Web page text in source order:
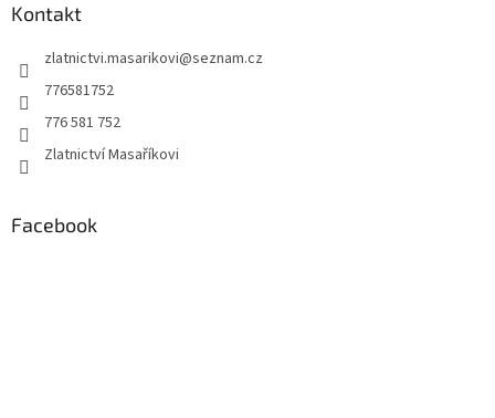
Kontakt
zlatnictvi.masarikovi@seznam.cz
776581752
776 581 752
Zlatnictví Masaříkovi
Facebook